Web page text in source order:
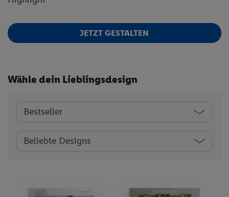
JETZT GESTALTEN
Wähle dein Lieblingsdesign